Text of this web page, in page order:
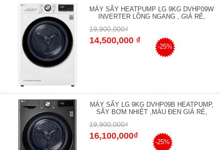
MÁY SẤY HEATPUMP LG 9KG DVHP09W
INVERTER LỒNG NGANG , GIÁ RẺ,
19,900,000₫
14,500,000 ₫
-25%
MÁY SẤY LG 9KG DVHP09B HEATPUMP,
SẤY BƠM NHIỆT ,MÀU ĐEN GIÁ RẺ,
19,900,000₫
16,100,000₫
-25%